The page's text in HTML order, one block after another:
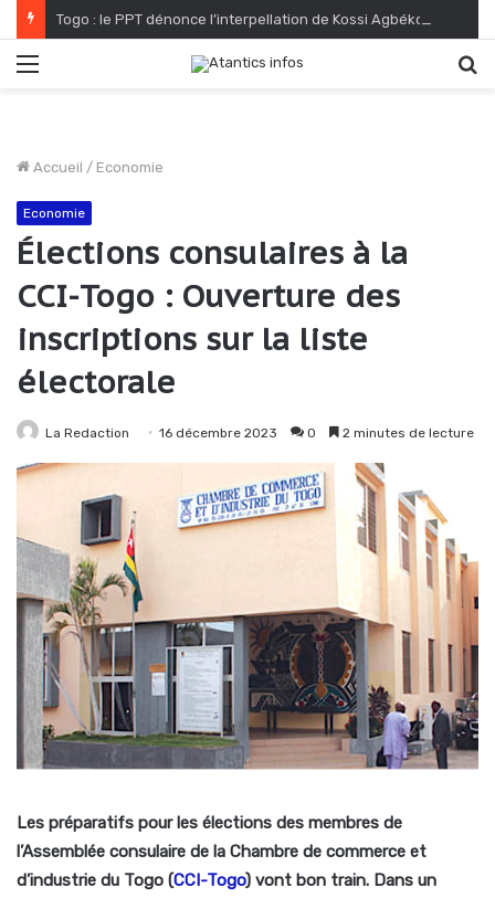
Accueil / Economie
Economie
Élections consulaires à la
CCI-Togo : Ouverture des
inscriptions sur la liste
électorale
La Redaction 16 décembre 2023 0 2 minutes de lecture
Les préparatifs pour les élections des membres de
l’Assemblée consulaire de la Chambre de commerce et
d’industrie du Togo (CCI-Togo) vont bon train. Dans un